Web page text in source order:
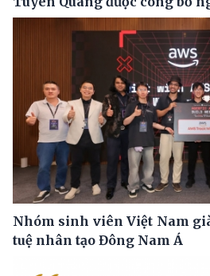
Nhóm sinh viên Việt Nam
tuệ nhân tạo Đông Nam Á